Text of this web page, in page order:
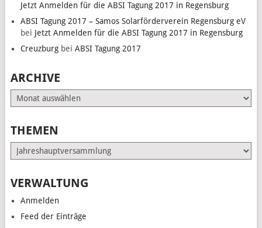
Jetzt Anmelden für die ABSI Tagung 2017 in Regensburg
ABSI Tagung 2017 – Samos Solarförderverein Regensburg eV
bei Jetzt Anmelden für die ABSI Tagung 2017 in Regensburg
Creuzburgbei ABSI Tagung 2017
ARCHIVE
Archive
THEMEN
Themen
VERWALTUNG
Anmelden
Feed der Einträge